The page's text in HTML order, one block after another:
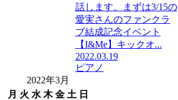
話します。まずは3/15の
愛実さんのファンクラ
ブ結成記念イベント
【I&Me】キックオ...
2022.03.19
ピアノ
2022年3月
月 火 水 木 金 土 日